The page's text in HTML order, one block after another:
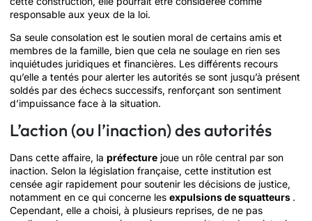
responsable aux yeux de la loi.
Sa seule consolation est le soutien moral de certains amis et
membres de la famille, bien que cela ne soulage en rien ses
inquiétudes juridiques et financières. Les différents recours
qu’elle a tentés pour alerter les autorités se sont jusqu’à présent
soldés par des échecs successifs, renforçant son sentiment
d’impuissance face à la situation.
L’action (ou l’inaction) des autorités
Dans cette affaire, la préfecture joue un rôle central par son
inaction. Selon la législation française, cette institution est
censée agir rapidement pour soutenir les décisions de justice,
notamment en ce qui concerne les expulsions de squatteurs .
Cependant, elle a choisi, à plusieurs reprises, de ne pas